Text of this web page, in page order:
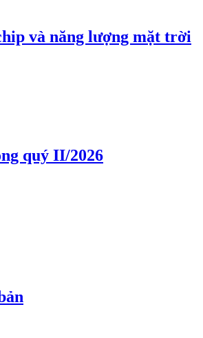
và năng lượng mặt trời
quý II/2026